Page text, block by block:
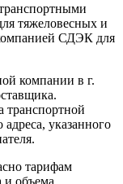
тяжеловесных и
СДЭК для
компании в г.
транспортной
указанного
тарифам
и объема